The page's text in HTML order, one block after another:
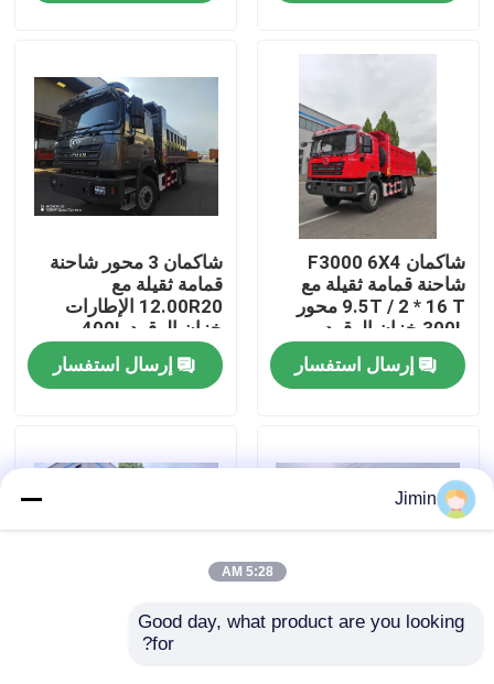
المنتجات
معلومات عنا
جولة في المعمل
رقابة جودة
اتصل بنا
أخبار
اطلب اقتباس
شاكمان F3000 6X4
شاحنة قمامة ثقيلة مع
9.5T / 2 * 16 T محور
300L خزان الوقود و
3775 + 1400 مم قاعدة
العجلاتإرسال استفسار
شاكمان 3 محور شاحنة
قمامة ثقيلة مع
12.00R20 الإطارات
خزان الوقود 400L
وتحويل يدوي 430HP
يورو 2 25 طن
إرسال استفسار
Jimin
5:28 AM
Good day, what product are you looking
for?